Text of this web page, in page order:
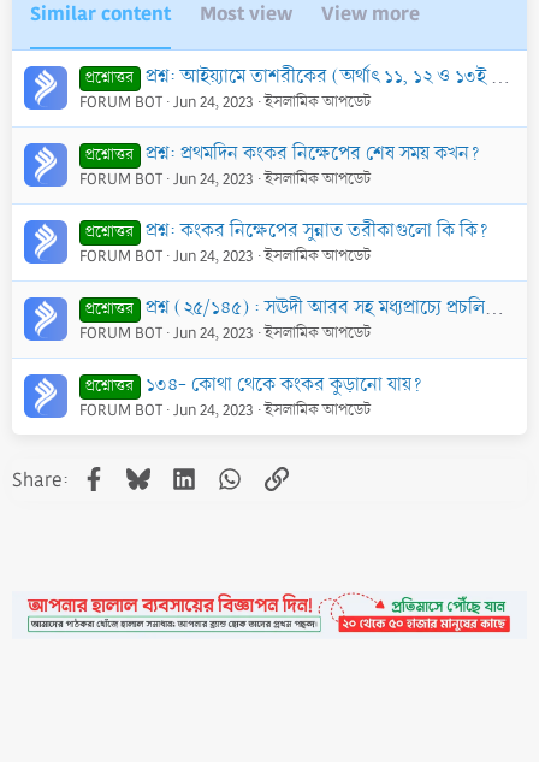
Similar content Most view View more
প্রশ্নোত্তর প্রশ্ন: আইয়্যামে তাশরীকের (অর্থাৎ ১১, ১২ ও ১৩ই যিলহজ্জ তারিখে) কংকর নিক্ষেপের সুন্নাত তরীকাগুলো কী কী?
FORUM BOT Jun 24, 2023 ইসলামিক আপডেট
প্রশ্নোত্তর প্রশ্ন: প্রথমদিন কংকর নিক্ষেপের শেষ সময় কখন?
FORUM BOT Jun 24, 2023 ইসলামিক আপডেট
প্রশ্নোত্তর প্রশ্ন: কংকর নিক্ষেপের সুন্নাত তরীকাগুলো কি কি?
FORUM BOT Jun 24, 2023 ইসলামিক আপডেট
প্রশ্নোত্তর প্রশ্ন (২৫/১৪৫) : সঊদী আরব সহ মধ্যপ্রাচ্যে প্রচলিত রাজতন্ত্র শরী‘আতসম্মত কি?
FORUM BOT Jun 24, 2023 ইসলামিক আপডেট
প্রশ্নোত্তর ১৩৪- কোথা থেকে কংকর কুড়ানো যায়?
FORUM BOT Jun 24, 2023 ইসলামিক আপডেট
Share: Facebook
BlueskyLinkedInWhatsApp
Link